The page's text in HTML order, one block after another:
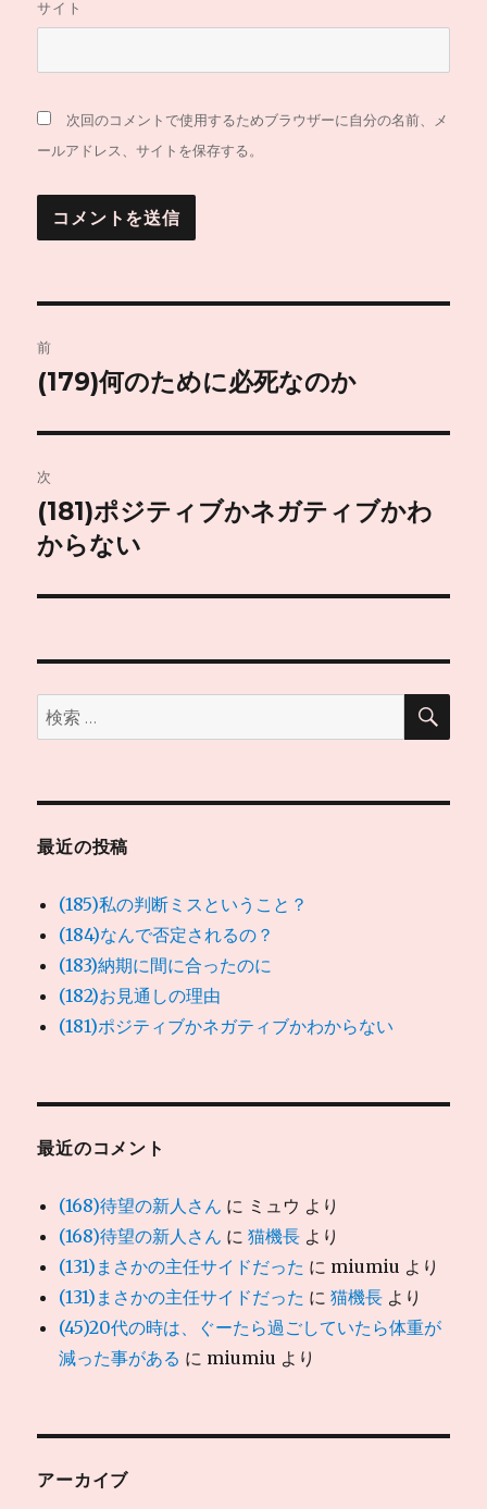
サイト
次回のコメントで使用するためブラウザーに自分の名前、メ
ールアドレス、サイトを保存する。
稿
ビ
ゲ
ー
シ
ン
前
前
投
稿:
(179)何のために必死なのか
次
次
の
稿:
(181)ポジティブかネガティブかわ
からない
検
索:
検
最近の投稿
(185)私の判断ミスということ？
(184)なんで否定されるの？
(183)納期に間に合ったのに
(182)お見通しの理由
(181)ポジティブかネガティブかわからない
最近のコメント
(168)待望の新人さん に ミュウ より
(168)待望の新人さん に猫機長 より
(131)まさかの主任サイドだった に miumiu より
(131)まさかの主任サイドだった に猫機長 より
(45)20代の時は、ぐーたら過ごしていたら体重が
減った事がある に miumiu より
アーカイブ